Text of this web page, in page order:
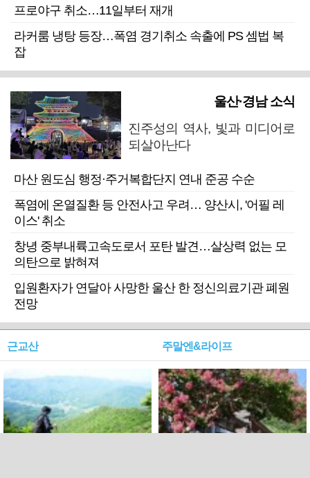
프로야구 취소…11일부터 재개
라커룸 냉탕 등장…폭염 경기취소 속출에 PS 셈법 복
잡
울산·경남 소식
진주성의 역사, 빛과 미디어로
되살아난다
마산 원도심 행정·주거복합단지 연내 준공 수순
폭염에 온열질환 등 안전사고 우려… 양산시, '어필 레
이스' 취소
창녕 중부내륙고속도로서 포탄 발견…살상력 없는 모
의탄으로 밝혀져
입원환자가 연달아 사망한 울산 한 정신의료기관 폐원
전망
근교산 주말엔&라이프